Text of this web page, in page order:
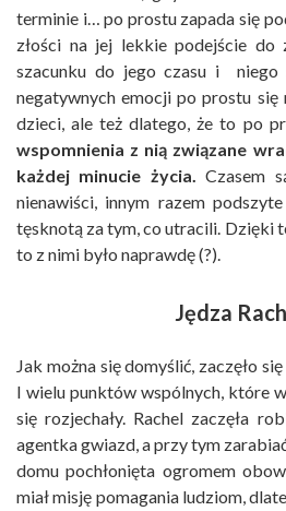
terminie i… po prostu zapada się
złości na jej lekkie podejście
szacunku do jego czasu i niego
negatywnych emocji po prostu
dzieci, ale też dlatego, że to po
wspomnienia z nią związane
każdej minucie życia. Czasem
nienawiści, innym razem
tęsknotą za tym, co utracili. Dzięki
to z nimi było naprawdę (?).
Jędza
Jak można się domyślić, zaczęło
I wielu punktów wspólnych, które
się rozjechały. Rachel zaczęła
agentka gwiazd, a przy tym
domu pochłonięta ogromem
miał misję pomagania ludziom,